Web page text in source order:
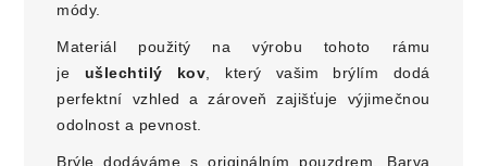
módy.
Materiál použitý na výrobu tohoto rámu
je ušlechtilý kov , který vašim brýlím dodá
perfektní vzhled a zároveň zajišťuje výjimečnou
odolnost a pevnost.
Brýle dodáváme s originálním pouzdrem. Barva